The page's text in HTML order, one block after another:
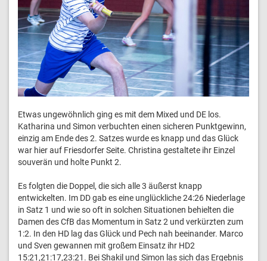
Etwas ungewöhnlich ging es mit dem Mixed und DE los.
Katharina und Simon verbuchten einen sicheren Punktgewinn,
einzig am Ende des 2. Satzes wurde es knapp und das Glück
war hier auf Friesdorfer Seite. Christina gestaltete ihr Einzel
souverän und holte Punkt 2.
Es folgten die Doppel, die sich alle 3 äußerst knapp
entwickelten. Im DD gab es eine unglückliche 24:26 Niederlage
in Satz 1 und wie so oft in solchen Situationen behielten die
Damen des CfB das Momentum in Satz 2 und verkürzten zum
1:2. In den HD lag das Glück und Pech nah beeinander. Marco
und Sven gewannen mit großem Einsatz ihr HD2
15:21,21:17,23:21. Bei Shakil und Simon las sich das Ergebnis